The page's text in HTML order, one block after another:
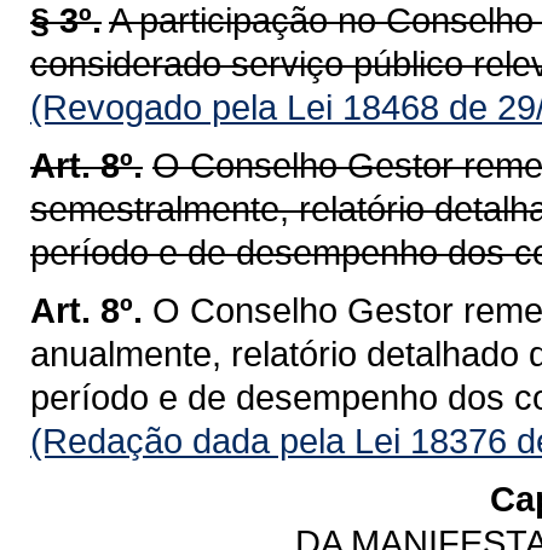
§ 3º.A participação no
considerado serviço público
(Revogado pela Lei 18468 de
Art. 8º. O Conselho Gestor
semestralmente, relatório
período e de desempenho dos
Art. 8º. O Conselho Gestor
anualmente, relatório detalhado
período e de desempenho dos
(Redação dada pela Lei 18376